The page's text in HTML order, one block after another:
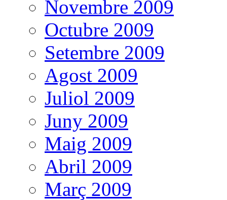
Novembre 2009
Octubre 2009
Setembre 2009
Agost 2009
Juliol 2009
Juny 2009
Maig 2009
Abril 2009
Març 2009